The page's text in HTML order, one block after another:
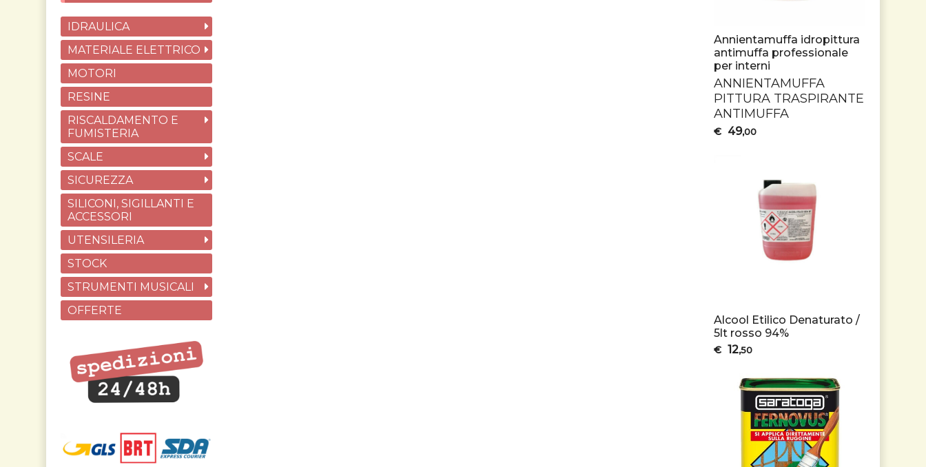
IDRAULICA
MATERIALE ELETTRICO
MOTORI
RESINE
RISCALDAMENTO E
FUMISTERIA
SCALE
SICUREZZA
SILICONI, SIGILLANTI E
ACCESSORI
UTENSILERIA
STOCK
STRUMENTI MUSICALI
OFFERTE
Annientamuffa idropittura
antimuffa professionale
per interni
ANNIENTAMUFFA
PITTURA TRASPIRANTE
ANTIMUFFA
€ 49,00
Alcool Etilico Denaturato /
5lt rosso 94%
€ 12,50